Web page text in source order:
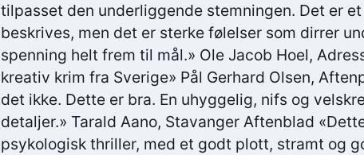
tilpasset den underliggende stemningen. Det er
beskrives, men det er sterke følelser som dirrer
spenning helt frem til mål.» Ole Jacob Hoel,
kreativ krim fra Sverige» Pål Gerhard Olsen,
det ikke. Dette er bra. En uhyggelig, nifs og
detaljer.» Tarald Aano, Stavanger Aftenblad
psykologisk thriller, med et godt plott, stramt og